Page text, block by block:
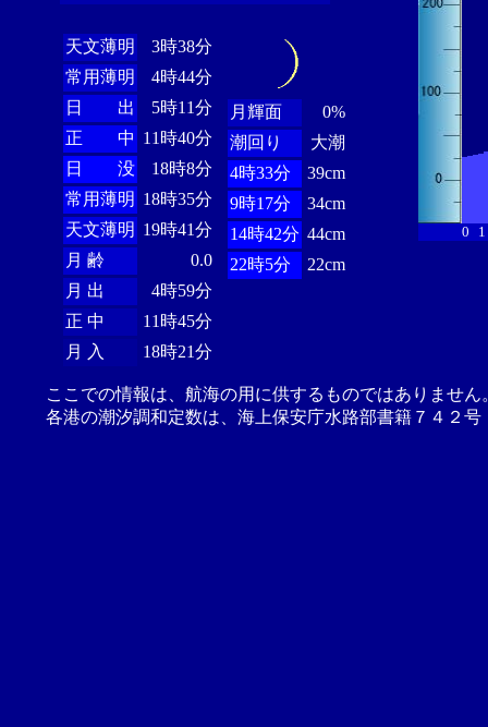
天文薄明
3時38分
常用薄明
4時44分
日 出
5時11分
正 中 11時40分
日 没
18時8分
常用薄明 18時35分
天文薄明 19時41分
月 齢
0.0
月 出
4時59分
正 中
11時45分
月 入
18時21分
月輝面
0%
潮回り
大潮
4時33分
39cm
9時17分
34cm
14時42分 44cm
22時5分
22cm
0 1
ここでの情報は、航海の用に供するものではありませ
各港の潮汐調和定数は、海上保安庁水路部書籍７４２